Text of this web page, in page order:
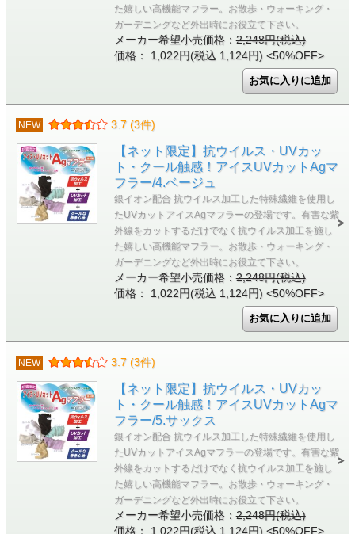
た嬉しい高機能マフラー。お散歩・ウォーキング・
ガーデニングなど外出時にお役立て下さい。
メーカー希望小売価格：2,248円(税込)
価格： 1,022円(税込 1,124円) <50%OFF>
NEW 3.7 (3件)
【ネット限定】抗ウイルス・UVカッ
ト・クール触感！アイスUVカットAgマ
フラー/4.ベージュ
銀イオン配合 抗ウイルス加工した特殊繊維を使用し
たUVカットアイスAgマフラーの登場です。有害な紫
外線をカットするだけでなく抗ウイルス加工を施し
た嬉しい高機能マフラー。お散歩・ウォーキング・
ガーデニングなど外出時にお役立て下さい。
メーカー希望小売価格：2,248円(税込)
価格： 1,022円(税込 1,124円) <50%OFF>
NEW 3.7 (3件)
【ネット限定】抗ウイルス・UVカッ
ト・クール触感！アイスUVカットAgマ
フラー/5.サックス
銀イオン配合 抗ウイルス加工した特殊繊維を使用し
たUVカットアイスAgマフラーの登場です。有害な紫
外線をカットするだけでなく抗ウイルス加工を施し
た嬉しい高機能マフラー。お散歩・ウォーキング・
ガーデニングなど外出時にお役立て下さい。
メーカー希望小売価格：2,248円(税込)
価格： 1,022円(税込 1,124円) <50%OFF>